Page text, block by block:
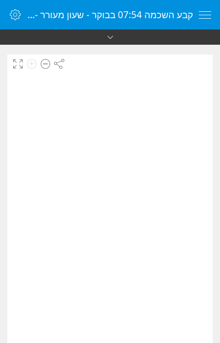
קבע השכמה 07:54 בבוקר - שעון מעורר - שעון מעורר מקוון - שעון מעורר במחשב